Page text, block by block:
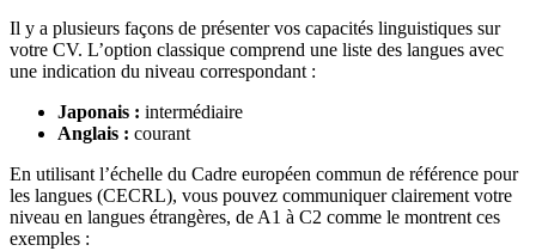
Il y a plusieurs façons de présenter vos capacités linguistiques sur
votre CV. L’option classique comprend une liste des langues avec
une indication du niveau correspondant :
Japonais : intermédiaire
Anglais : courant
En utilisant l’échelle du Cadre européen commun de référence pour
les langues (CECRL), vous pouvez communiquer clairement votre
niveau en langues étrangères, de A1 à C2 comme le montrent ces
exemples :